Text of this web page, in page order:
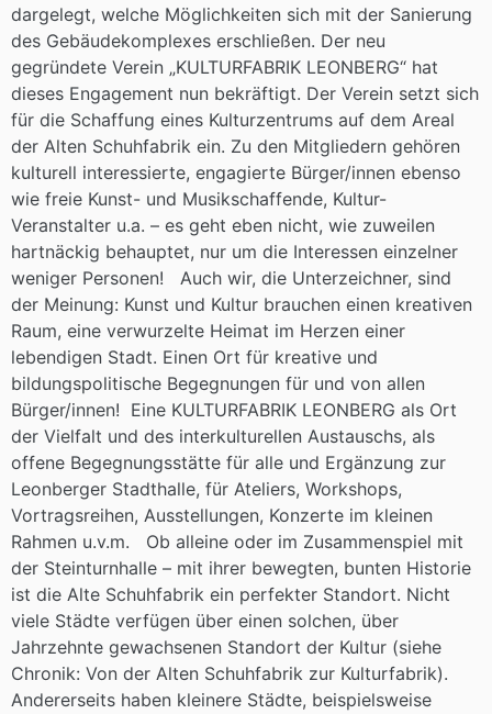
dargelegt, welche Möglichkeiten sich mit der Sanierung
des Gebäudekomplexes erschließen. Der neu
gegründete Verein „KULTURFABRIK LEONBERG“ hat
dieses Engagement nun bekräftigt. Der Verein setzt sich
für die Schaffung eines Kulturzentrums auf dem Areal
der Alten Schuhfabrik ein. Zu den Mitgliedern gehören
kulturell interessierte, engagierte Bürger/innen ebenso
wie freie Kunst- und Musikschaffende, Kultur-
Veranstalter u.a. – es geht eben nicht, wie zuweilen
hartnäckig behauptet, nur um die Interessen einzelner
weniger Personen! Auch wir, die Unterzeichner, sind
der Meinung: Kunst und Kultur brauchen einen kreativen
Raum, eine verwurzelte Heimat im Herzen einer
lebendigen Stadt. Einen Ort für kreative und
bildungspolitische Begegnungen für und von allen
Bürger/innen! Eine KULTURFABRIK LEONBERG als Ort
der Vielfalt und des interkulturellen Austauschs, als
offene Begegnungsstätte für alle und Ergänzung zur
Leonberger Stadthalle, für Ateliers, Workshops,
Vortragsreihen, Ausstellungen, Konzerte im kleinen
Rahmen u.v.m. Ob alleine oder im Zusammenspiel mit
der Steinturnhalle – mit ihrer bewegten, bunten Historie
ist die Alte Schuhfabrik ein perfekter Standort. Nicht
viele Städte verfügen über einen solchen, über
Jahrzehnte gewachsenen Standort der Kultur (siehe
Chronik: Von der Alten Schuhfabrik zur Kulturfabrik).
Andererseits haben kleinere Städte, beispielsweise